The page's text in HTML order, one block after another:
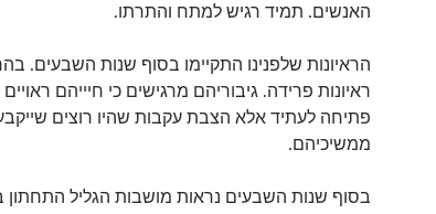
האנשים. תמיד רגיש למתח והתרתו.
הראיונות שלפנינו התקיימו בסוף שנות השבעים.
ראיונות פרידה. גיבוריהם מרגישים כי חיייהם
פתיחה לעתיד אלא הצבת עקבות שהיו רוצים
ממשיכיהם.
בסוף שנות השבעים נראות מושבות הגליל התחתון